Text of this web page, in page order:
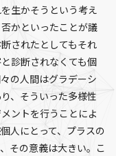
生かそうという考え
かといったことが議
されたとしてもそれ
診断されなくても個
の人間はグラデーシ
、そういった多様性
ントを行うことによ
人にとって、プラスの
その意義は大きい。こ